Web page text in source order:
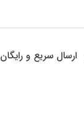
ارسال سریع و رایگان